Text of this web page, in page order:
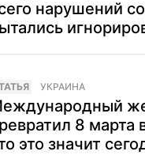
нарушений
УКРАИНА
8 марта
это значит